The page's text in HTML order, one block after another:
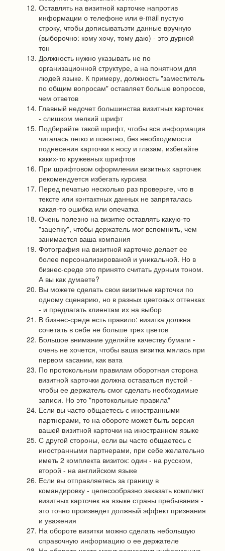
Оставлять на визитной карточке напротив
информации о телефоне или e-mail пустую
строку, чтобы дописыватьэти данные вручную
(выборочно: кому хочу, тому даю) - это дурной
тон
Должность нужно указывать не по
организационной структуре, а на понятном для
людей языке. К примеру, должность "заместитель
по общим вопросам" оставляет больше вопросов,
чем ответов
Главный недочет большинства визитных карточек
- слишком мелкий шрифт
Подбирайте такой шрифт, чтобы вся информация
читалась легко и понятно, без необходимости
поднесения карточки к носу и глазам, избегайте
каких-то кружевных шрифтов
При шрифтовом оформлении визитных карточек
рекомендуется избегать курсива
Перед печатью несколько раз проверьте, что в
тексте или контактных данных не запряталась
какая-то ошибка или опечатка
Очень полезно на визитке оставлять какую-то
"зацепку", чтобы держатель мог вспомнить, чем
занимается ваша компания
Фотография на визитной карточке делает ее
более персонализированой и уникальной. Но в
бизнес-среде это принято считать дурным тоном.
А вы как думаете?
Вы можете сделать свои визитные карточки по
одному сценарию, но в разных цветовых оттенках
- и предлагать клиентам их на выбор
В бизнес-среде есть правило: визитка должна
сочетать в себе не больше трех цветов
Большое внимание уделяйте качеству бумаги -
очень не хочется, чтобы ваша визитка мялась при
первом касании, как вата
По протокольным правилам оборотная сторона
визитной карточки должна оставаться пустой -
чтобы ее держатель смог сделать необходимые
записи. Но это "протокольные правила"
Если вы часто общаетесь с иностранными
партнерами, то на обороте может быть версия
вашей визитной карточки на иностранном языке
С другой стороны, если вы часто общаетесь с
иностранными партнерами, при себе желательно
иметь 2 комплекта визиток: один - на русском,
второй - на английском языке
Если вы отправляетесь за границу в
командировку - целесообразно заказать комплект
визитных карточек на языке страны пребывания -
это точно произведет должный эффект признания
и уважения
На обороте визитки можно сделать небольшую
справочную информацию о ее держателе